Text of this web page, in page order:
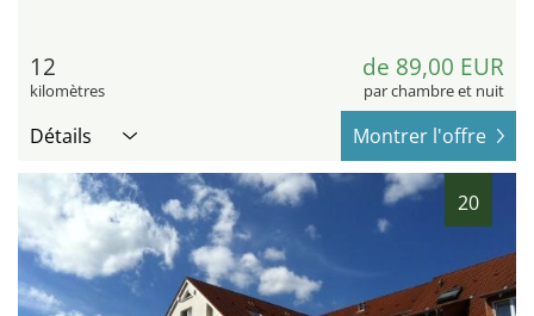
12
kilomètres
de 89,00 EUR
par chambre et nuit
Détails Montrer l'offre
20